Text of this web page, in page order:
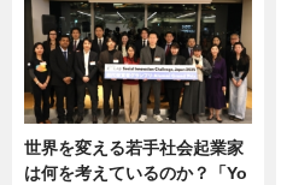
世界を変える若手社会起業家
は何を考えているのか？「Yo